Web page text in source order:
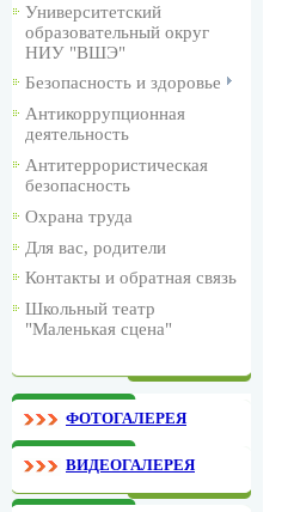
Университетский
образовательный округ
НИУ "ВШЭ"
Безопасность и здоровье
Антикоррупционная
деятельность
Антитеррористическая
безопасность
Охрана труда
Для вас, родители
Контакты и обратная связь
Школьный театр
"Маленькая сцена"
ФОТОГАЛЕРЕЯ
ВИДЕОГАЛЕРЕЯ